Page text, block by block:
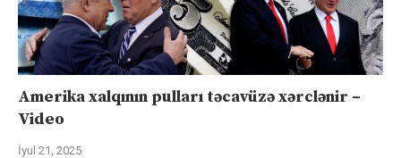
Amerika xalqının pulları təcavüzə xərclənir –
Video
İyul 21, 2025